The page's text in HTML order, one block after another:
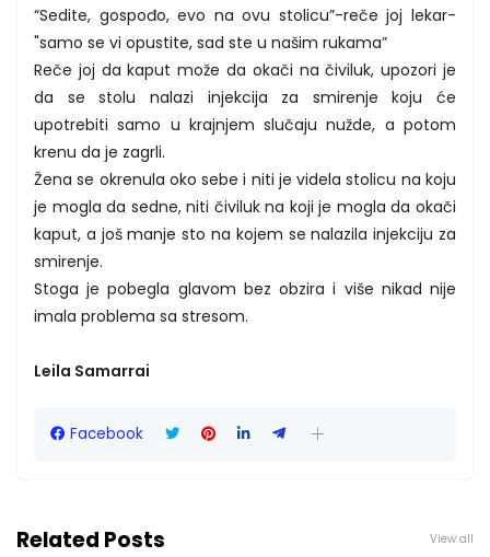
“Sedite, gospođo, evo na ovu stolicu”-reče joj lekar-
"samo se vi opustite, sad ste u našim rukama”
Reče joj da kaput može da okači na čiviluk, upozori je
da se stolu nalazi injekcija za smirenje koju će
upotrebiti samo u krajnjem slučaju nužde, a potom
krenu da je zagrli.
Žena se okrenula oko sebe i niti je videla stolicu na koju
je mogla da sedne, niti čiviluk na koji je mogla da okači
kaput, a još manje sto na kojem se nalazila injekciju za
smirenje.
Stoga je pobegla glavom bez obzira i više nikad nije
imala problema sa stresom.
Leila Samarrai
Facebook
Related Posts View all